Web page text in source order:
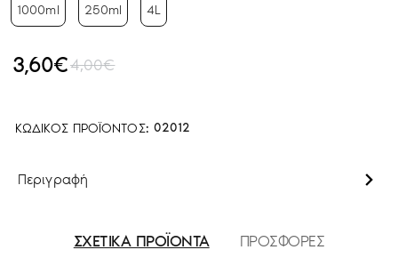
ΚΩΔΙΚΌΣ ΠΡΟΪΌΝΤΟΣ: 02012
3,60€4,00€
1000ml 250ml 4L
Περιγραφή
ΣΧΕΤΙΚΑ ΠΡΟΪΟΝΤΑ ΠΡΟΣΦΟΡΕΣ